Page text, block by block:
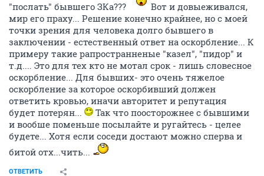
"послать" бывшего ЗКа???
Вот и довыеживался,
мир его праху... Решение конечно крайнее, но с моей
точки зрения для человека долго бывшего в
заключении - естественный ответ на оскорбление... К
примеру такие рапространненые "казел", "пидор" и
т.д.... Это для тех кто не мотал срок - лишь словесное
оскорбление... Для бывших- это очень тяжелое
оскорбление за которое оскорбивший должен
ответить кровью, иначи авторитет и репутация
будет потерян...
Так что поосторожнее с бывшими
и вообше поменьше посылайте и ругайтесь - целее
будете... Хотя если соседи достают можно сперва и
битой отх...чить...
ОТВЕТИТЬ